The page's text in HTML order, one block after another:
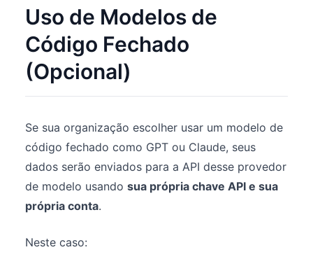
Uso de Modelos de
Código Fechado
(Opcional)
Se sua organização escolher usar um modelo de
código fechado como GPT ou Claude, seus
dados serão enviados para a API desse provedor
de modelo usando sua própria chave API e sua
própria conta.
Neste caso: